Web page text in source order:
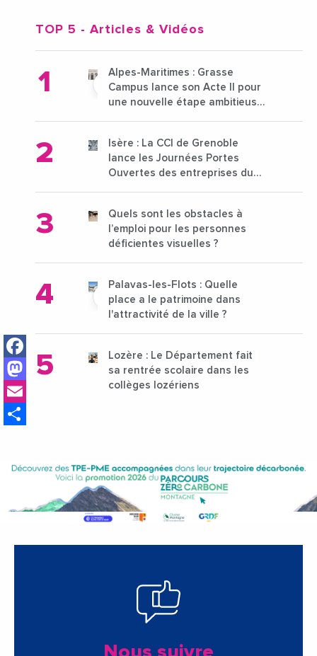
Facebook
Mastodon
TOP 5 - Articles & Vidéos
Alpes-Maritimes : Grasse
Campus lance son Acte II pour
une nouvelle étape ambitieuse
Isère : La CCI de Grenoble
lance les Journées Portes
Ouvertes des entreprises du
Quels sont les obstacles à
l’emploi pour les personnes
déficientes visuelles ?
Palavas-les-Flots : Quelle
place a le patrimoine dans
l'attractivité de la ville ?
Lozère : Le Département fait
sa rentrée scolaire dans les
collèges lozériens